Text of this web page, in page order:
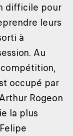
difficile pour
leurs
à
Au
occupé par
Rogeon
la plus